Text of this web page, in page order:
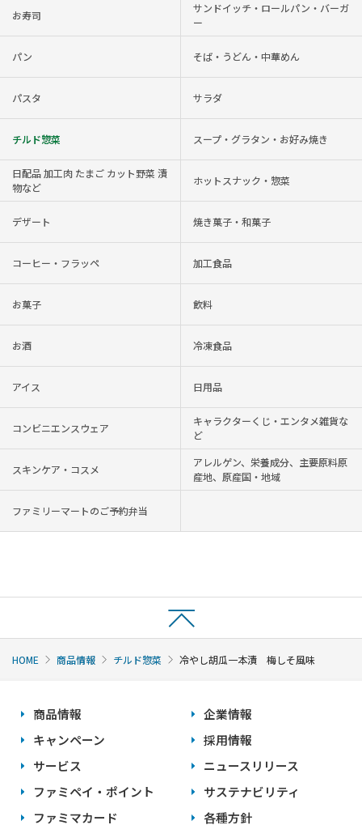
お寿司
サンドイッチ・ロールパン・バーガ
ー
パン そば・うどん・中華めん
パスタ サラダ
チルド惣菜 スープ・グラタン・お好み焼き
日配品 加工肉 たまご カット野菜 漬
物など
ホットスナック・惣菜
デザート 焼き菓子・和菓子
コーヒー・フラッペ 加工食品
お菓子 飲料
お酒 冷凍食品
アイス 日用品
コンビニエンスウェア
キャラクターくじ・エンタメ雑貨な
ど
スキンケア・コスメ
アレルゲン、栄養成分、主要原料原
産地、原産国・地域
ファミリーマートのご予約弁当
HOME 商品情報 チルド惣菜 冷やし胡瓜一本漬 梅しそ風味
商品情報
キャンペーン
サービス
ファミペイ・ポイント
ファミマカード
企業情報
採用情報
ニュースリリース
サステナビリティ
各種方針